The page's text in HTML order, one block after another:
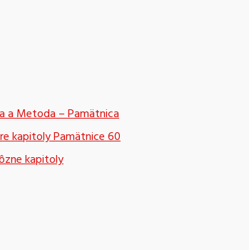
a Metoda – Pamätnica
kapitoly Pamätnice 60
kapitoly